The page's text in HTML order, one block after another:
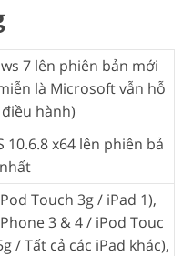
7 lên phiên bản mới
là Microsoft vẫn hỗ
hành)
10.6.8 x64 lên phiên bả
Touch 3g / iPad 1),
3 & 4 / iPod Touc
/ Tất cả các iPad khác),